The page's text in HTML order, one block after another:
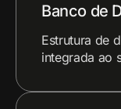
Banco de
Estrutura de
integrada ao